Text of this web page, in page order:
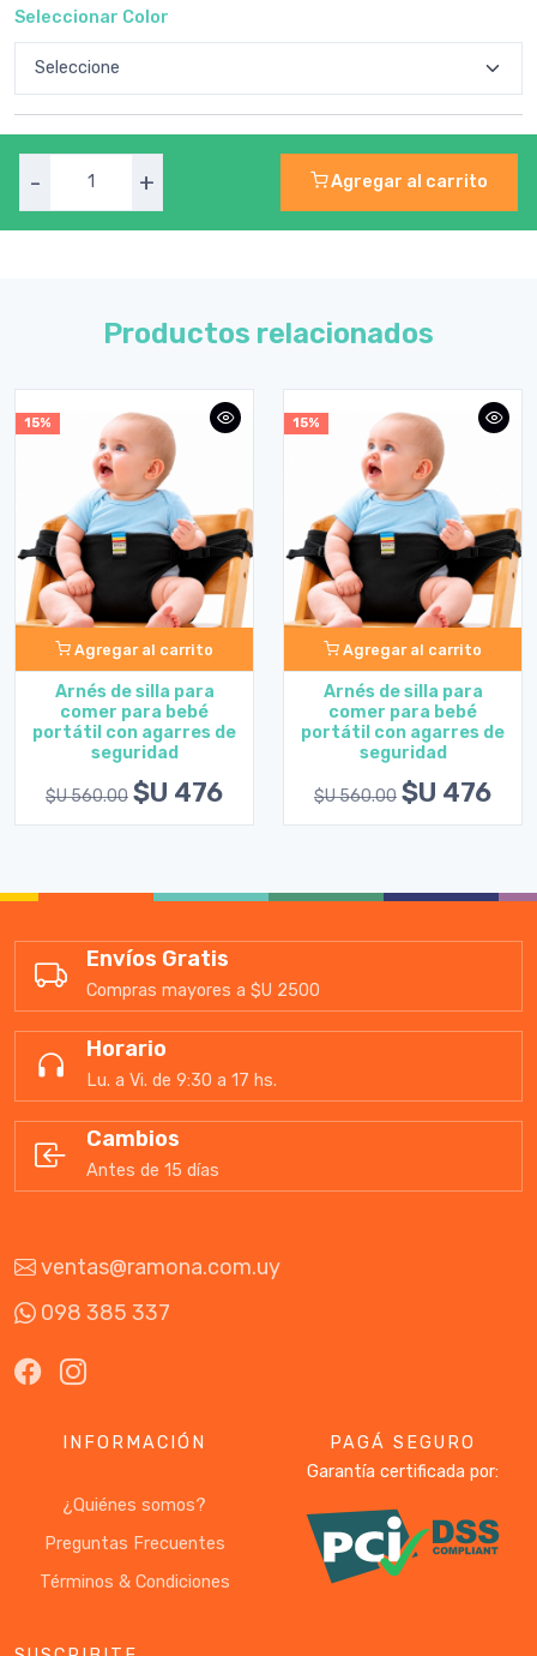
Seleccionar Color
- + Agregar al carrito
Productos relacionados
15%
Agregar al carrito
Arnés de silla para
comer para bebé
portátil con agarres de
seguridad
$U 560.00 $U 476
15%
Agregar al carrito
Arnés de silla para
comer para bebé
portátil con agarres de
seguridad
$U 560.00 $U 476
Envíos Gratis
Compras mayores a $U 2500
Horario
Lu. a Vi. de 9:30 a 17 hs.
Cambios
Antes de 15 días
ventas@ramona.com.uy
098 385 337
INFORMACIÓN
¿Quiénes somos?
Preguntas Frecuentes
Términos & Condiciones
PAGÁ SEGURO
Garantía certificada por: